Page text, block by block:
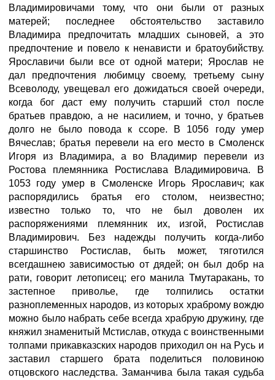
Владимировичами тому, что они были от разных
матерей; последнее обстоятельство заставило
Владимира предпочитать младших сыновей, а это
предпочтение и повело к ненависти и братоубийству.
Ярославичи были все от одной матери; Ярослав не
дал предпочтения любимцу своему, третьему сыну
Всеволоду, увещевал его дожидаться своей очереди,
когда бог даст ему получить старший стол после
братьев правдою, а не насилием, и точно, у братьев
долго не было повода к ссоре. В 1056 году умер
Вячеслав; братья перевели на его место в Смоленск
Игоря из Владимира, а во Владимир перевели из
Ростова племянника Ростислава Владимировича. В
1053 году умер в Смоленске Игорь Ярославич; как
распорядились братья его столом, неизвестно;
известно только то, что не был доволен их
распоряжениями племянник их, изгой, Ростислав
Владимирович. Без надежды получить когда-либо
старшинство Ростислав, быть может, тяготился
всегдашнею зависимостью от дядей; он был добр на
рати, говорит летописец; его манила Тмутаракань, то
застепное приволье, где толпились остатки
разноплеменных народов, из которых храброму вождю
можно было набрать себе всегда храбрую дружину, где
княжил знаменитый Мстислав, откуда с воинственными
толпами прикавказских народов приходил он на Русь и
заставил старшего брата поделиться половиною
отцовского наследства. Заманчива была такая судьба